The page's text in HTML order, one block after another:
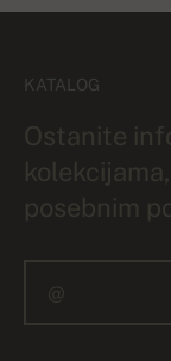
KATALOG
Ostanite
posebnim